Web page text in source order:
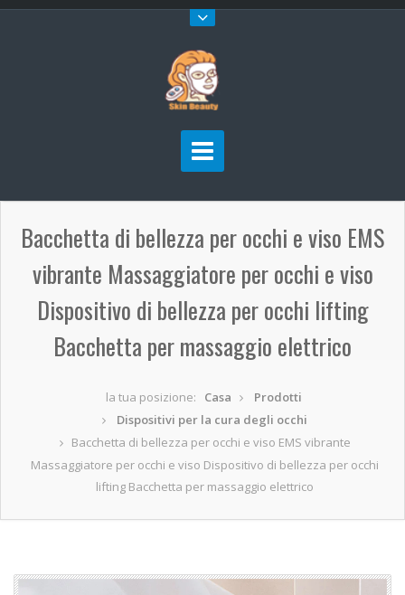
Bacchetta di bellezza per occhi e viso EMS
vibrante Massaggiatore per occhi e viso
Dispositivo di bellezza per occhi lifting
Bacchetta per massaggio elettrico
la tua posizione: Casa
Prodotti
Dispositivi per la cura degli occhi
Bacchetta di bellezza per occhi e viso EMS vibrante
Massaggiatore per occhi e viso Dispositivo di bellezza per occhi
lifting Bacchetta per massaggio elettrico